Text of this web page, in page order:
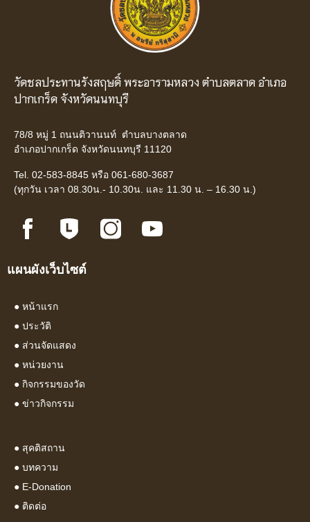
วัดชลประทานรังสฤษดิ์ พระอารามหลวง ตำบลตลาด อำเภอ
ปากเกร็ด จังหวัดนนทบุรี
78/8 หมู่ 1 ถนนติวานนท์ ตำบลบางตลาด
อำเภอปากเกร็ด จังหวัดนนทบุรี 11120
Tel. 02-583-8845 หรือ 061-680-3687
(ทุกวัน เวลา 08.30น.- 10.30น. และ 11.30 น. – 16.30 น.)
แผนผังเว็บไซต์
● หน้าแรก
● ประวัติ
● ส่วนจัดแสดง
● หน่วยงาน
● กิจกรรมของวัด
● ข่าวกิจกรรม
● สุคติสถาน
● บทความ
● E-Donation
● ติดต่อ